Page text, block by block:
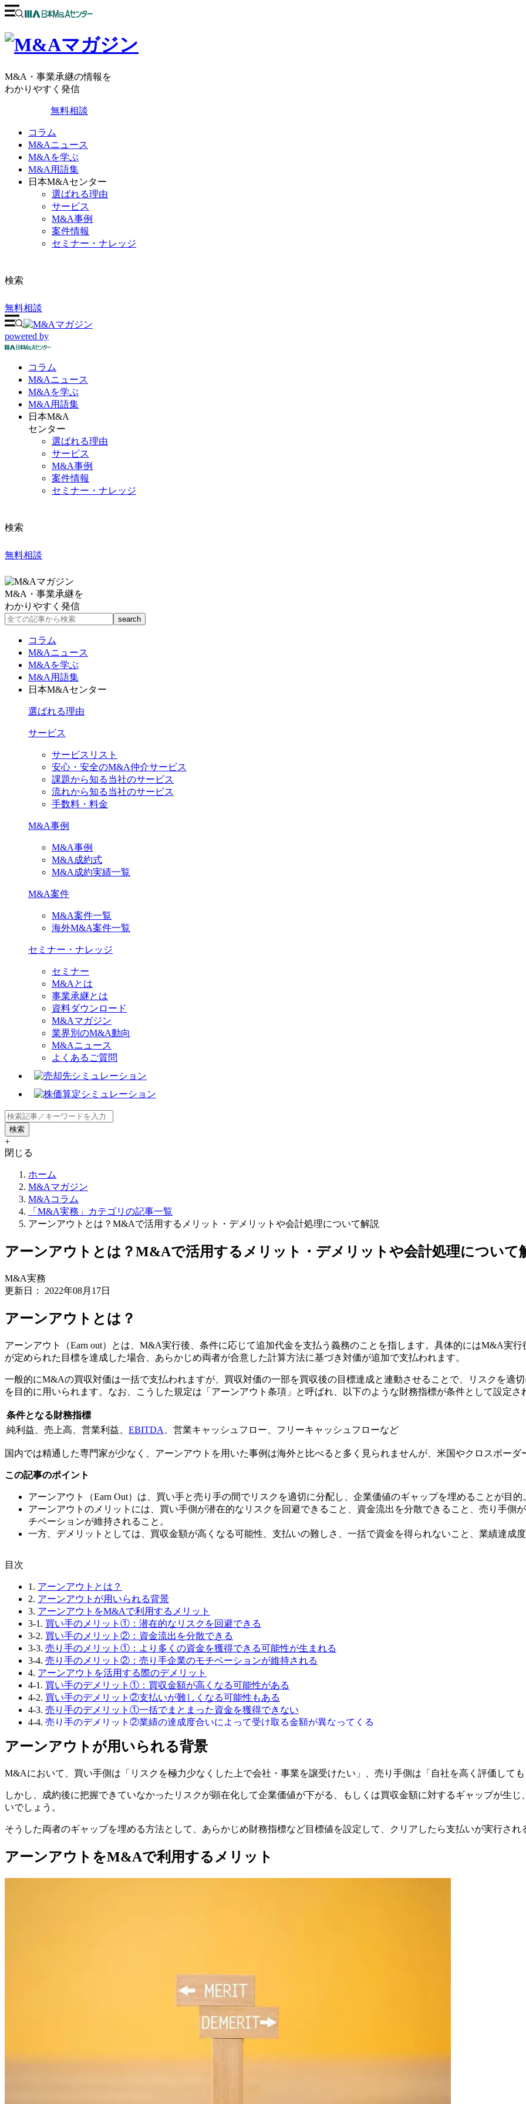
M&A・事業承継の情報を
わかりやすく発信
無料相談
コラム
M&Aニュース
M&Aを学ぶ
M&A用語集
日本M&Aセンター
選ばれる理由
サービス
M&A事例
案件情報
セミナー・ナレッジ
検索
無料相談
powered by
コラム
M&Aニュース
M&Aを学ぶ
M&A 用語集
日本M&A
センター
選ばれる理由
サービス
M&A事例
案件情報
セミナー・ナレッジ
検索
無料相談
M&A・事業承継を
わかりやすく発信
コラム
M&Aニュース
M&Aを学ぶ
M&A用語集
日本M&Aセンター
選ばれる理由
サービス
サービスリスト
安心・安全のM&A仲介サービス
課題から知る当社のサービス
流れから知る当社のサービス
手数料・料金
M&A事例
M&A事例
M&A成約式
M&A成約実績一覧
M&A案件
M&A案件一覧
海外M&A案件一覧
セミナー・ナレッジ
セミナー
M&Aとは
事業承継とは
資料ダウンロード
M&Aマガジン
業界別のM&A動向
M&Aニュース
よくあるご質問
+
閉じる
ホーム
M&Aマガジン
M&Aコラム
「M&A実務」カテゴリの記事一覧
アーンアウトとは？M&Aで活用するメリット・デメリットや会計処理について解説
アーンアウトとは？M&Aで活用するメリット・デメリットや会計処理について
M&A実務
更新日： 2022年08月17日
アーンアウトとは？
アーンアウト（Earn out）とは、M&A実行後、条件に応じて追加代金を支払う義務のことを指します。具体的にはM&A実
が定められた目標を達成した場合、あらかじめ両者が合意した計算方法に基づき対価が追加で支払われます。
一般的にM&Aの買収対価は一括で支払われますが、買収対価の一部を買収後の目標達成と連動させることで、リスクを適
を目的に用いられます。なお、こうした規定は「アーンアウト条項」と呼ばれ、以下のような財務指標が条件として設定さ
条件となる財務指標
純利益、売上高、営業利益、 EBITDA 、営業キャッシュフロー、フリーキャッシュフローなど
国内では精通した専門家が少なく、アーンアウトを用いた事例は海外と比べると多く見られませんが、米国やクロスボー
この記事のポイント
アーンアウト（Earn Out）は、買い手と売り手の間でリスクを適切に分配し、企業価値のギャップを埋めることが目的
アーンアウトのメリットには、買い手側が潜在的なリスクを回避できること、資金流出を分散できること、売り手側
チベーションが維持されること。
一方、デメリットとしては、買収金額が高くなる可能性、支払いの難しさ、一括で資金を得られないこと、業績達成
⽬次
1. アーンアウトとは？
2. アーンアウトが用いられる背景
3. アーンアウトをM&Aで利用するメリット
3-1. 買い手のメリット①：潜在的なリスクを回避できる
3-2. 買い手のメリット②：資金流出を分散できる
3-3. 売り手のメリット①：より多くの資金を獲得できる可能性が生まれる
3-4. 売り手のメリット②：売り手企業のモチベーションが維持される
4. アーンアウトを活用する際のデメリット
4-1. 買い手のデメリット①：買収金額が高くなる可能性がある
4-2. 買い手のデメリット②支払いが難しくなる可能性もある
4-3. 売り手のデメリット①一括でまとまった資金を獲得できない
4-4. 売り手のデメリット②業績の達成度合いによって受け取る金額が異なってくる
5.アーンアウトの会計処理
5-2.IFRS
6-1.評価指標に関する注意点
6-2.評価期間に関する注意点
7.終わりに
8-1.著者
アーンアウトが用いられる背景
M&Aにおいて、買い手側は「リスクを極力少なくした上で会社・事業を譲受けたい」、売り手側は「自社を高く評価して
しかし、成約後に把握できていなかったリスクが顕在化して企業価値が下がる、もしくは買収金額に対するギャップが生
いでしょう。
そうした両者のギャップを埋める方法として、あらかじめ財務指標など目標値を設定して、クリアしたら支払いが実行さ
アーンアウトをM&Aで利用するメリット